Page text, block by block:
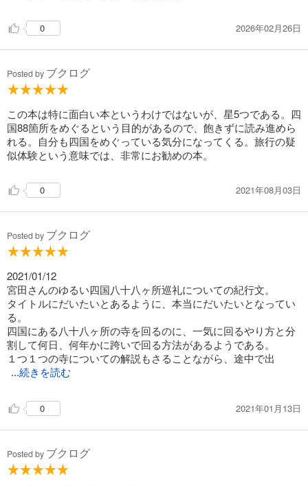
0 2026年02月26日
Posted by ブクログ
この本は特に面白い本というわけではないが、星5つである。四
国88箇所をめぐるという目的があるので、飽きずに読み進めら
れる。自分も四国をめぐっている気分になってくる。旅行の疑
似体験という意味では、非常にお勧めの本。
0 2021年08月03日
Posted by ブクログ
2021/01/12
宮田さんのゆるい四国八十八ヶ所巡礼についての紀行文。
タイトルにだいたいとあるように、本当にだいたいとなってい
る。
四国にある八十八ヶ所の寺を回るのに、一気に回るやり方と分
割して何日、何年かに跨いで回る方法があるようである。
１つ１つの寺についての解説もさることながら、途中で出
...続きを読む
0 2021年01月13日
Posted by ブクログ